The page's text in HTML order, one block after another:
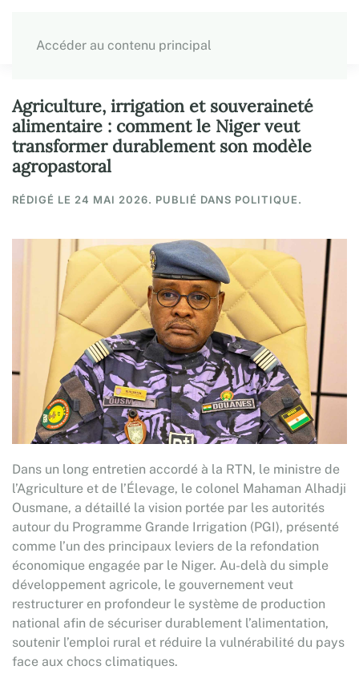
Accéder au contenu principal
Agriculture, irrigation et souveraineté
alimentaire : comment le Niger veut
transformer durablement son modèle
agropastoral
RÉDIGÉ LE 24 MAI 2026. PUBLIÉ DANS POLITIQUE.
Dans un long entretien accordé à la RTN, le ministre de
l’Agriculture et de l’Élevage, le colonel Mahaman Alhadji
Ousmane, a détaillé la vision portée par les autorités
autour du Programme Grande Irrigation (PGI), présenté
comme l’un des principaux leviers de la refondation
économique engagée par le Niger. Au-delà du simple
développement agricole, le gouvernement veut
restructurer en profondeur le système de production
national afin de sécuriser durablement l’alimentation,
soutenir l’emploi rural et réduire la vulnérabilité du pays
face aux chocs climatiques.